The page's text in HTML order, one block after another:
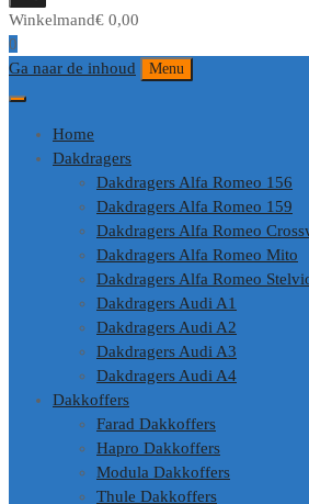
Winkelmand€ 0,00
0
Ga naar de inhoud
Menu
Home
Dakdragers
Dakdragers Alfa Romeo 156
Dakdragers Alfa Romeo 159
Dakdragers Alfa Romeo
Dakdragers Alfa Romeo Mito
Dakdragers Alfa Romeo
Dakdragers Audi A1
Dakdragers Audi A2
Dakdragers Audi A3
Dakdragers Audi A4
Dakkoffers
Farad Dakkoffers
Hapro Dakkoffers
Modula Dakkoffers
Thule Dakkoffers